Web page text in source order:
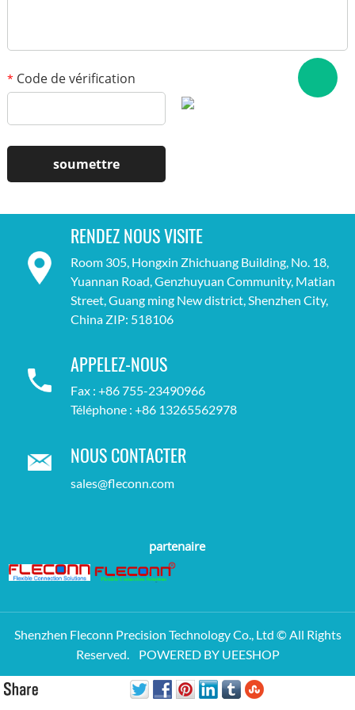
* Code de vérification
RENDEZ NOUS VISITE
Room 305, Hongxin Zhichuang Building, No. 18,
Yuannan Road, Genzhuyuan Community, Matian
Street, Guang ming New district, Shenzhen City,
China ZIP: 518106
APPELEZ-NOUS
Fax : +86 755-23490966
Téléphone : +86 13265562978
NOUS CONTACTER
sales@fleconn.com
partenaire
Shenzhen Fleconn Precision Technology Co., Ltd © All Rights
Reserved. POWERED BY UEESHOP